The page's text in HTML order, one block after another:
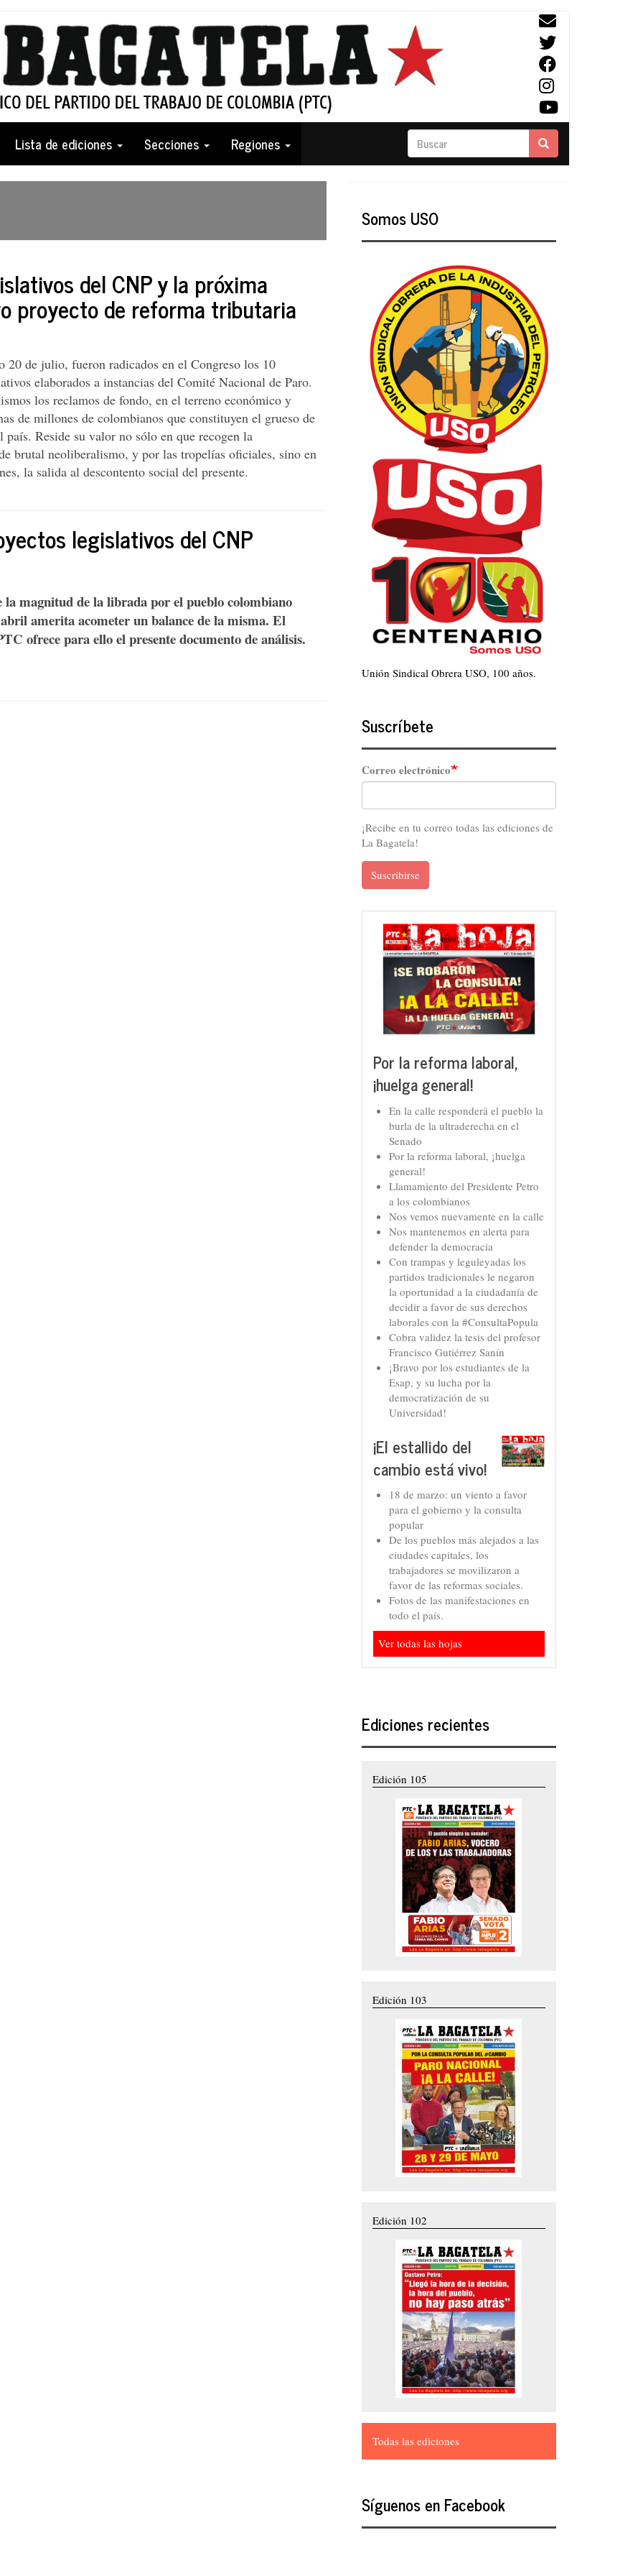
Lista de ediciones Secciones Regiones Buscar Buscar
del CNP y la próxima
proyecto de reforma tributaria
20 de julio, fueron radicados en el Congreso los 10
elaborados a instancias del Comité Nacional de Paro.
los reclamos de fondo, en el terreno económico y
de millones de colombianos que constituyen el grueso de
país. Reside su valor no sólo en que recogen la
brutal neoliberalismo, y por las tropelías oficiales, sino en
la salida al descontento social del presente.
legislativos del CNP
la magnitud de la librada por el pueblo colombiano
abril amerita acometer un balance de la misma. El
ofrece para ello el presente documento de análisis.
Somos USO
Unión Sindical Obrera USO, 100 años.
Suscríbete
Correo electrónico
¡Recibe en tu correo todas las ediciones de
La Bagatela!
Suscribirse
Por la reforma laboral,
¡huelga general!
En la calle responderá el pueblo la
burla de la ultraderecha en el
Senado
Por la reforma laboral, ¡huelga
general!
Llamamiento del Presidente Petro
a los colombianos
Nos vemos nuevamente en la calle
Nos mantenemos en alerta para
defender la democracia
Con trampas y leguleyadas los
partidos tradicionales le negaron
la oportunidad a la ciudadanía de
decidir a favor de sus derechos
laborales con la #ConsultaPopula
Cobra validez la tesis del profesor
Francisco Gutiérrez Sanín
¡Bravo por los estudiantes de la
Esap, y su lucha por la
democratización de su
Universidad!
¡El estallido del
cambio está vivo!
18 de marzo: un viento a favor
para el gobierno y la consulta
popular
De los pueblos más alejados a las
ciudades capitales, los
trabajadores se movilizaron a
favor de las reformas sociales.
Fotos de las manifestaciones en
todo el país.
Ver todas las hojas
Ediciones recientes
Edición 105
Edición 103
Edición 102
Todas las ediciones
Síguenos en Facebook